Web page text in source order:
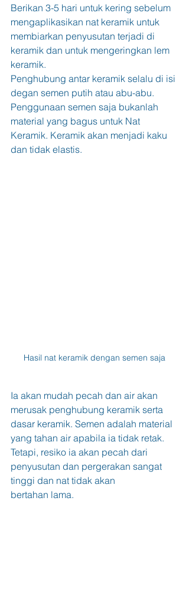
Berikan 3-5 hari untuk kering sebelum
mengaplikasikan nat keramik untuk
membiarkan penyusutan terjadi di
keramik dan untuk mengeringkan lem
keramik.
Penghubung antar keramik selalu di isi
degan semen putih atau abu-abu.
Penggunaan semen saja bukanlah
material yang bagus untuk Nat
Keramik. Keramik akan menjadi kaku
dan tidak elastis.
Hasil nat keramik dengan semen saja
Ia akan mudah pecah dan air akan
merusak penghubung keramik serta
dasar keramik. Semen adalah material
yang tahan air apabila ia tidak retak.
Tetapi, resiko ia akan pecah dari
penyusutan dan pergerakan sangat
tinggi dan nat tidak akan
bertahan lama.